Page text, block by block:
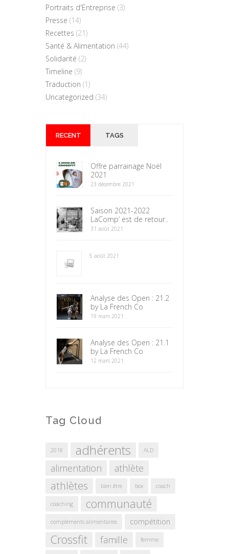
Portraits d'Entreprise (3)
Presse (14)
Recettes (21)
Santé & Alimentation (44)
Solidarité (2)
Timeline (9)
Traduction (1)
Uncategorized (34)
RECENT TAGS
Offre parrainage Noël
2021
23 décembre 2021
Saison 2021-2022
LaComp’ est de retour..
31 août 2021
5 août 2021
Analyse des Open : 21.2
by La French Co
19 mars 2021
Analyse des Open : 21.1
by La French Co
12 mars 2021
Tag Cloud
2018 adhérents ALD
alimentation athlète
athlètes bien être box coach
coaching communauté
compléments alimentaires compétition
Crossfit famille femme